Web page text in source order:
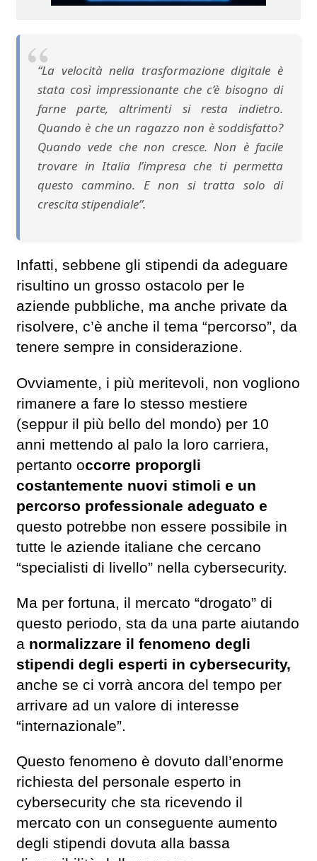
“La velocità nella trasformazione digitale è
stata così impressionante che c’è bisogno di
farne parte, altrimenti si resta indietro.
Quando è che un ragazzo non è soddisfatto?
Quando vede che non cresce. Non è facile
trovare in Italia l’impresa che ti permetta
questo cammino. E non si tratta solo di
crescita stipendiale”.
Infatti, sebbene gli stipendi da adeguare
risultino un grosso ostacolo per le
aziende pubbliche, ma anche private da
risolvere, c’è anche il tema “percorso”, da
tenere sempre in considerazione.
Ovviamente, i più meritevoli, non vogliono
rimanere a fare lo stesso mestiere
(seppur il più bello del mondo) per 10
anni mettendo al palo la loro carriera,
pertanto occorre proporgli
costantemente nuovi stimoli e un
percorso professionale adeguato e
questo potrebbe non essere possibile in
tutte le aziende italiane che cercano
“specialisti di livello” nella cybersecurity.
Ma per fortuna, il mercato “drogato” di
questo periodo, sta da una parte aiutando
a normalizzare il fenomeno degli
stipendi degli esperti in cybersecurity,
anche se ci vorrà ancora del tempo per
arrivare ad un valore di interesse
“internazionale”.
Questo fenomeno è dovuto dall’enorme
richiesta del personale esperto in
cybersecurity che sta ricevendo il
mercato con un conseguente aumento
degli stipendi dovuta alla bassa